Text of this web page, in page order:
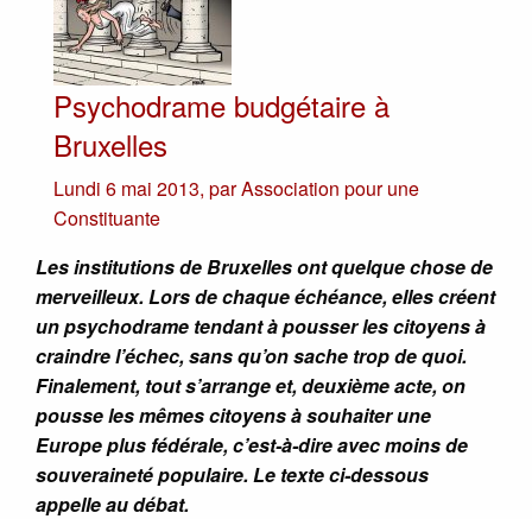
Psychodrame budgétaire à
Bruxelles
Lundi 6 mai 2013, parAssociation pour une
Constituante
Les institutions de Bruxelles ont quelque chose de
merveilleux. Lors de chaque échéance, elles créent
un psychodrame tendant à pousser les citoyens à
craindre l’échec, sans qu’on sache trop de quoi.
Finalement, tout s’arrange et, deuxième acte, on
pousse les mêmes citoyens à souhaiter une
Europe plus fédérale, c’est-à-dire avec moins de
souveraineté populaire. Le texte ci-dessous
appelle au débat.